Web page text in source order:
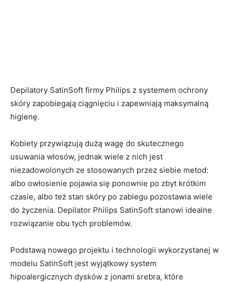
Depilatory SatinSoft firmy Philips z systemem ochrony
skóry zapobiegają ciągnięciu i zapewniają maksymalną
higienę.
Kobiety przywiązują dużą wagę do skutecznego
usuwania włosów, jednak wiele z nich jest
niezadowolonych ze stosowanych przez siebie metod:
albo owłosienie pojawia się ponownie po zbyt krótkim
czasie, albo też stan skóry po zabiegu pozostawia wiele
do życzenia. Depilator Philips SatinSoft stanowi idealne
rozwiązanie obu tych problemów.
Podstawą nowego projektu i technologii wykorzystanej w
modelu SatinSoft jest wyjątkowy system
hipoalergicznych dysków z jonami srebra, które